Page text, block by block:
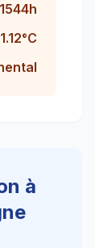
1544h
°C
à